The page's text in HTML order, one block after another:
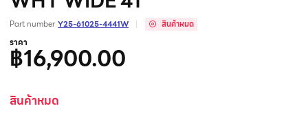
Part number Y25-61025-4441W สินค้าหมด
ราคา
฿16,900.00
สินค้าหมด